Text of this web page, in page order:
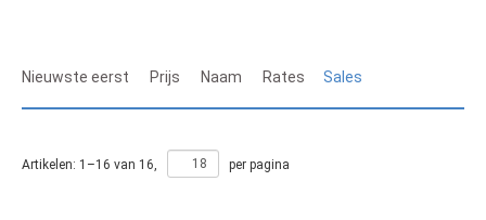
Nieuwste eerst Prijs Naam Rates Sales
Artikelen: 1 –16 van 16, per pagina